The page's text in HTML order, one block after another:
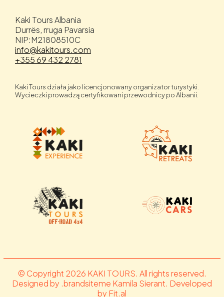
Kaki Tours Albania
Durrës, rruga Pavarsia
NIP:M21808510C
info@kakitours.com
+355 69 432 2781
Kaki Tours działa jako licencjonowany organizator turystyki.
Wycieczki prowadzą certyfikowani przewodnicy po Albanii.
© Copyright 2026 KAKI TOURS. All rights reserved.
Designed by .brandsiteme Kamila Sierant. Developed
by Fit.al